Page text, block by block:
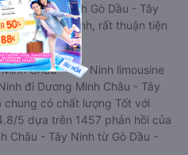
tại nội thành Gò Dầu - Tây
Châu - Tây Ninh, rất thuận tiện
Châu - Tây Ninh limousine
đi Dương Minh Châu - Tây
chung có chất lượng Tốt với
5 dựa trên 1457 phản hồi của
Châu - Tây Ninh từ Gò Dầu -